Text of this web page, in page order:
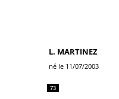
L. MARTINEZ
né le 11/07/2003
73